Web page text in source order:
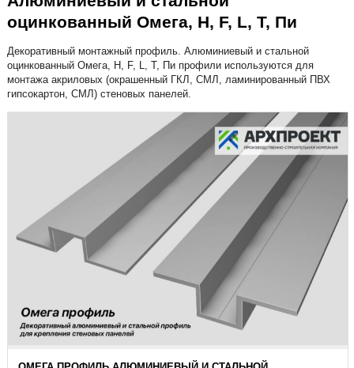
оцинкованный Омега, H, F, L, T, Пи
Декоративный монтажный профиль. Алюминиевый и стальной
оцинкованный Омега, H, F, L, T, Пи профили используются для
монтажа акриловых (окрашенный ГКЛ, СМЛ, ламинированный ПВХ
гипсокартон, СМЛ) стеновых панелей.